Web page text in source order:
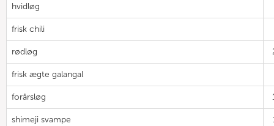
hvidløg
frisk chili
rødløg
frisk ægte galangal
forårsløg
shimeji svampe